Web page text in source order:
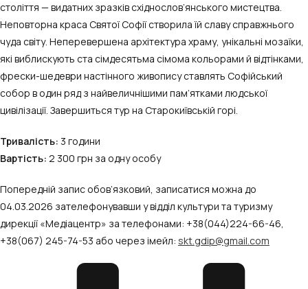
століття — видатних зразків східнослов’янського мистецтва.
Неповторна краса Святої Софії створила їй славу справжнього
чуда світу. Неперевершена архітектура храму, унікальні мозаїки,
які виблискують ста сімдесятьма сімома кольорами й відтінками,
фрески-шедеври настінного живопису ставлять Софійський
собор в один ряд з найвеличнішими пам’ятками людської
цивілізації. Завершиться тур на Старокиївській горі.
Тривалість: 3 години
Вартість: 2 300 грн за одну особу
Попередній запис обов’язковий, записатися можна до
04.03.2026 зателефонувавши у відділ культури та туризму
дирекції «Медіацентр» за телефонами: +38(044)224-66-46,
+38(067) 245-74-53 або через імейл: skt.gdip@gmail.com